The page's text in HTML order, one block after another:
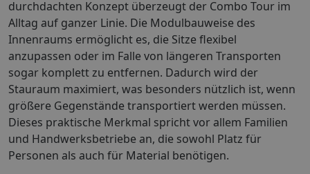
durchdachten Konzept überzeugt der Combo Tour im
Alltag auf ganzer Linie. Die Modulbauweise des
Innenraums ermöglicht es, die Sitze flexibel
anzupassen oder im Falle von längeren Transporten
sogar komplett zu entfernen. Dadurch wird der
Stauraum maximiert, was besonders nützlich ist, wenn
größere Gegenstände transportiert werden müssen.
Dieses praktische Merkmal spricht vor allem Familien
und Handwerksbetriebe an, die sowohl Platz für
Personen als auch für Material benötigen.